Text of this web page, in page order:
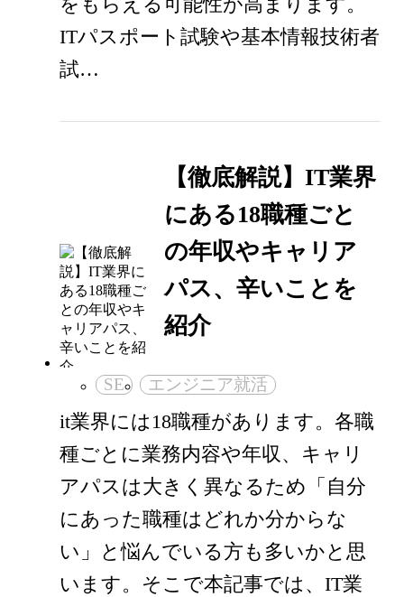
ITパスポート試験や基本情報技術者
試…
【徹底解説】IT業界
にある18職種ごと
の年収やキャリア
パス、辛いことを
紹介
SE エンジニア就活
it業界には18職種があります。各職
種ごとに業務内容や年収、キャリ
アパスは大きく異なるため「自分
にあった職種はどれか分からな
い」と悩んでいる方も多いかと思
います。そこで本記事では、IT業